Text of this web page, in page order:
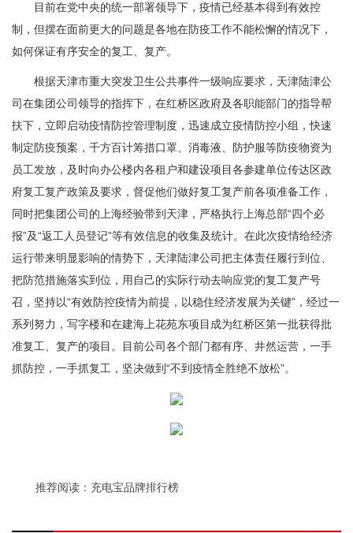
目前在党中央的统一部署领导下，疫情已经基本得到有效控
制，但摆在面前更大的问题是各地在防疫工作不能松懈的情况下，
如何保证有序安全的复工、复产。
根据天津市重大突发卫生公共事件一级响应要求，天津陆津公
司在集团公司领导的指挥下，在红桥区政府及各职能部门的指导帮
扶下，立即启动疫情防控管理制度，迅速成立疫情防控小组，快速
制定防疫预案，千方百计筹措口罩、消毒液、防护服等防疫物资为
员工发放，及时向办公楼内各租户和建设项目各参建单位传达区政
府复工复产政策及要求，督促他们做好复工复产前各项准备工作，
同时把集团公司的上海经验带到天津，严格执行上海总部“四个必
报”及“返工人员登记”等有效信息的收集及统计。在此次疫情给经济
运行带来明显影响的情势下，天津陆津公司把主体责任履行到位、
把防范措施落实到位，用自己的实际行动去响应党的复工复产号
召，坚持以“有效防控疫情为前提，以稳住经济发展为关键”，经过一
系列努力，写字楼和在建海上花苑东项目成为红桥区第一批获得批
准复工、复产的项目。目前公司各个部门都有序、井然运营，一手
抓防控，一手抓复工，坚决做到“不到疫情全胜绝不放松”。
推荐阅读： 充电宝品牌排行榜